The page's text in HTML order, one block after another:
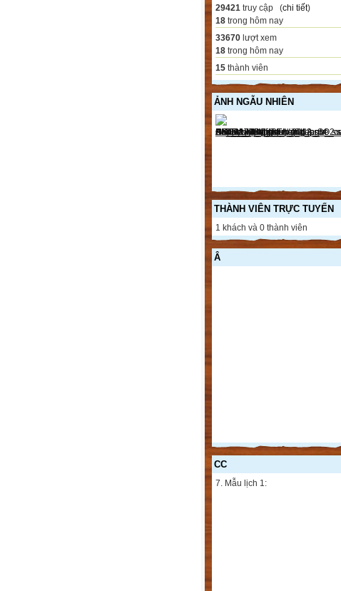
29421 truy cập (chi tiết)
18 trong hôm nay
33670 lượt xem
18 trong hôm nay
15 thành viên
ẢNH NGẪU NHIÊN
THÀNH VIÊN TRỰC TUYẾN
1 khách và 0 thành viên
Â
CC
7. Mẫu lịch 1: